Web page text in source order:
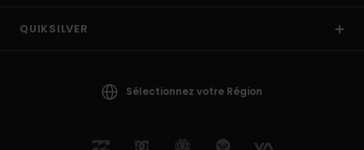
QUIKSILVER
Sélectionnez votre Région